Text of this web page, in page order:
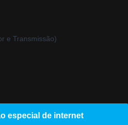
e Transmissão)
especial de internet